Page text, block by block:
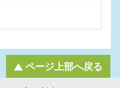
ページ上部へ戻る